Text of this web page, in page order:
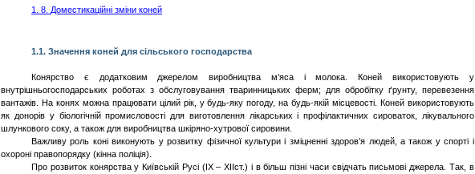
1. 8. Доместикаційні зміни коней
1.1. Значення коней для сільського господарства
Конярство є додатковим джерелом виробництва м’яса і молока. Коней використовують у
внутрішньогосподарських роботах з обслуговування тваринницьких ферм; для обробітку ґрунту, перевезення
вантажів. На конях можна працювати цілий рік, у будь-яку погоду, на будь-якій місцевості. Коней використовують
як донорів у біологічній промисловості для виготовлення лікарських і профілактичних сироваток, лікувального
шлункового соку, а також для виробництвашкіряно-хутрової сировини.
Важливу роль коні виконують у розвитку фізичної культури і зміцненні здоров’я людей, а також у спорті і
охороні правопорядку (кінна поліція).
Про розвиток конярства у Київській Русі (ІХ – ХIIст.) і в більш пізні часи свідчать письмові джерела. Так, в